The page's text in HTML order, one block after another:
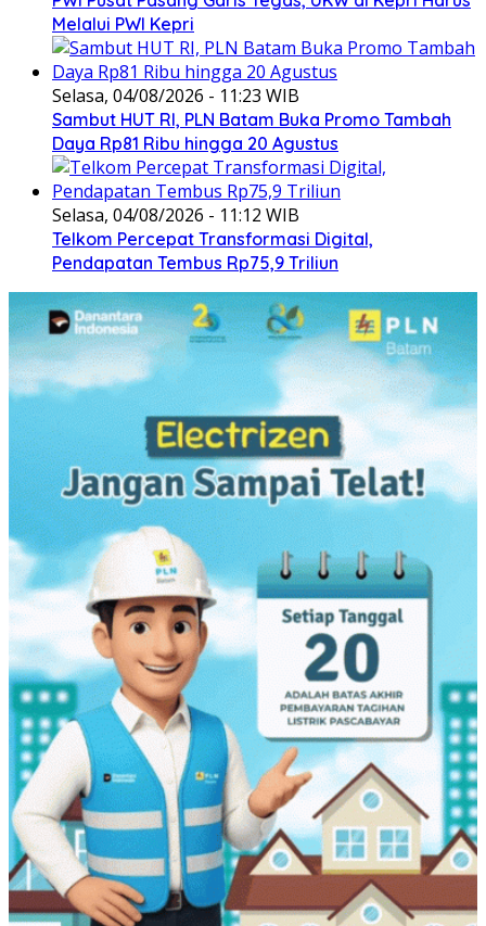
Melalui PWI Kepri
Selasa, 04/08/2026 - 11:23 WIB
Sambut HUT RI, PLN Batam Buka Promo Tambah
Daya Rp81 Ribu hingga 20 Agustus
Selasa, 04/08/2026 - 11:12 WIB
Telkom Percepat Transformasi Digital,
Pendapatan Tembus Rp75,9 Triliun